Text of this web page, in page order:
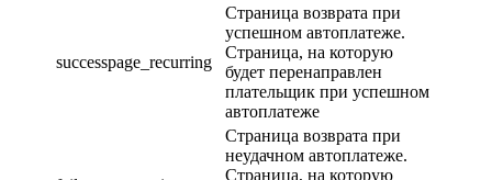
successpage_recurring
Страница возврата при
успешном автоплатеже.
Страница, на которую
будет перенаправлен
плательщик при успешном
автоплатеже
Страница возврата при
неудачном автоплатеже.
Страница, на которую